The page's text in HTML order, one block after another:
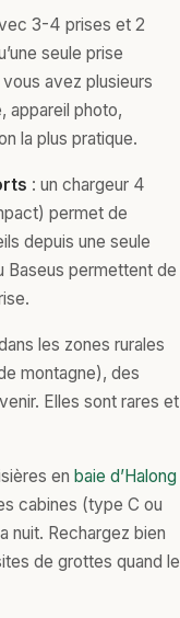
3-4 prises et 2
seule prise
avez plusieurs
appareil photo,
la plus pratique.
: un chargeur 4
permet de
depuis une seule
Baseus permettent de
les zones rurales
montagne), des
Elles sont rares et
en baie d’Halong
cabines (type C ou
nuit. Rechargez bien
de grottes quand le